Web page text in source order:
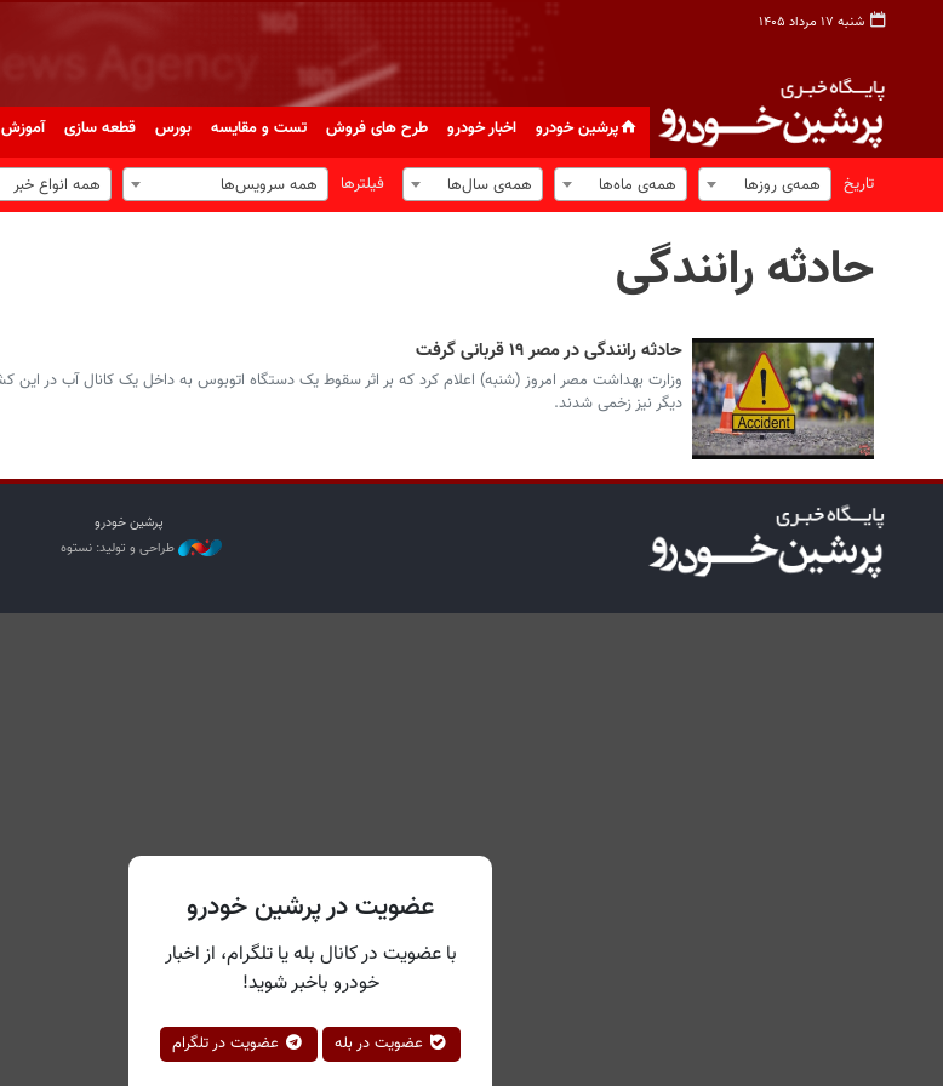
شنبه ۱۷ مرداد ۱۴۰۵
پرشین خودرو اخبار خودرو طرح های فروش تست و مقایسه بورس قطعه سازی آموزش
تاریخ همه‌ی روزها همه‌ی ماه‌ها همه‌ی سال‌ها فیلترها همه سرویس‌ها همه انواع خبر
حادثه رانندگی
حادثه رانندگی در مصر ۱۹ قربانی گرفت
دیگر نیز زخمی شدند.
پرشین خودرو
طراحی و تولید: نستوه
عضویت در پرشین خودرو
با عضویت در کانال بله یا تلگرام، از اخبار
خودرو باخبر شوید!
عضویت در بله عضویت در تلگرام